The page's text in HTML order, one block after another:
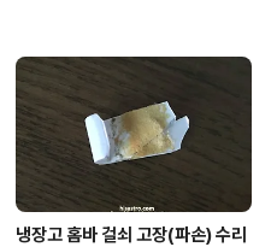
부여하는 것
감각적으로 수
적인 면을 넘어
때문입니다.
지 몰라도 정
냉장고 홈바 걸쇠 고장(파손) 수리